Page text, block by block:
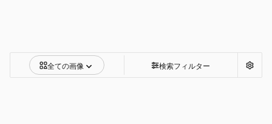
全ての画像 検索フィルター